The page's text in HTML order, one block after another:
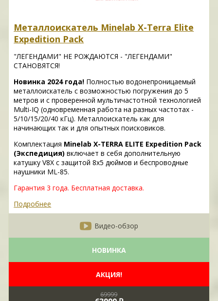
Металлоискатель Minelab X-Terra Elite
Expedition Pack
"ЛЕГЕНДАМИ" НЕ РОЖДАЮТСЯ - "ЛЕГЕНДАМИ"
СТАНОВЯТСЯ!
Новинка 2024 года! Полностью водонепроницаемый
металлоискатель с возможностью погружения до 5
метров и с проверенной мультичастотной технологией
Multi-IQ (одновременная работа на разных частотах -
5/10/15/20/40 кГц). Металлоискатель как для
начинающих так и для опытных поисковиков.
Комплектация Minelab X-TERRA ELITE Expedition Pack
(Экспедиция) включает в себя дополнительную
катушку V8X с защитой 8х5 дюймов и беспроводные
наушники ML-85.
Гарантия 3 года. Бесплатная доставка.
Подробнее
Видео-обзор
НОВИНКА
АКЦИЯ!
69999